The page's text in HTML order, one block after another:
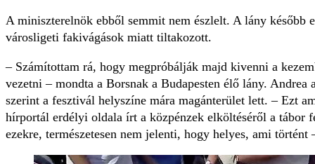
A miniszterelnök ebből semmit nem észlelt. A lány később
városligeti fakivágások miatt tiltakozott.
– Számítottam rá, hogy megpróbálják majd kivenni a
vezetni – mondta a Borsnak a Budapesten élő lány. Andrea
szerint a fesztivál helyszíne mára magánterület lett. – Ezt
hírportál erdélyi oldala írt a közpénzek elköltéséről a tábor
ezekre, természetesen nem jelenti, hogy helyes, ami történt